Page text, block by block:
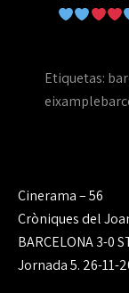
Etiquetas:
de
entradas
Cinerama – 56
Cròniques del
BARCELONA 3-0
Jornada 5. 26-11-